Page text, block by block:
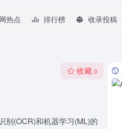
热点 排行榜 收录投稿
收藏 0
别(OCR)和机器学习(ML)的